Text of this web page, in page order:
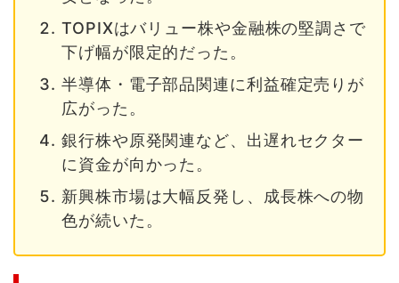
TOPIXはバリュー株や金融株の堅調さで
下げ幅が限定的だった。
半導体・電子部品関連に利益確定売りが
広がった。
銀行株や原発関連など、出遅れセクター
に資金が向かった。
新興株市場は大幅反発し、成長株への物
色が続いた。